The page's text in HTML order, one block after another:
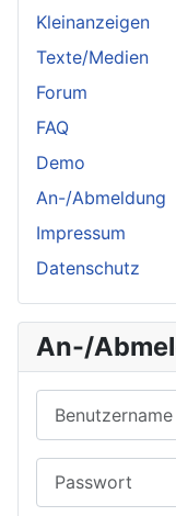
Kleinanzeigen
Texte/Medien
Forum
FAQ
Demo
An-/Abmeldung
Impressum
Datenschutz
An-/